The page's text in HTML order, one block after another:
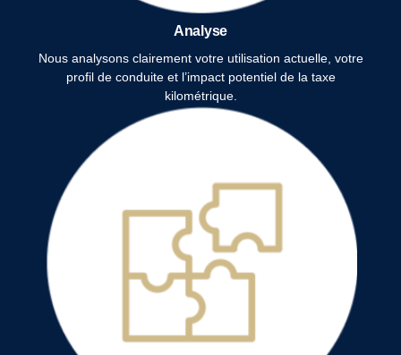
Analyse
Nous analysons clairement votre utilisation actuelle, votre
profil de conduite et l’impact potentiel de la taxe
kilométrique.